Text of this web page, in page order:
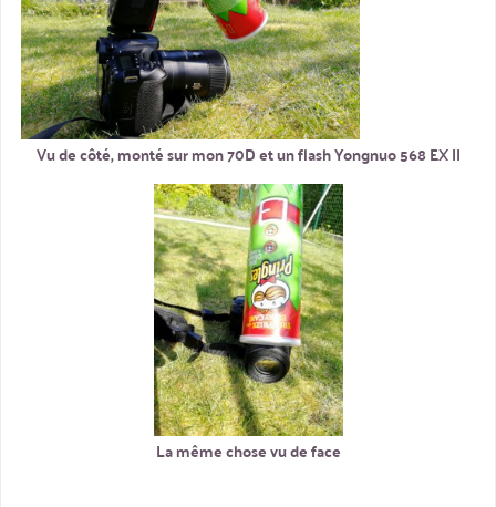
Vu de côté, monté sur mon 70D et un flash Yongnuo 568 EX II
La même chose vu de face